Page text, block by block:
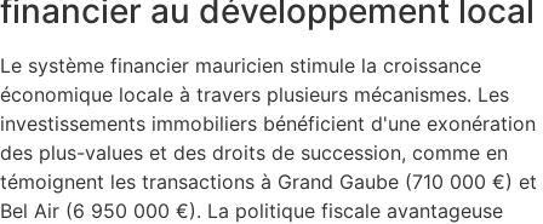
financier au développement local
Le système financier mauricien stimule la croissance
économique locale à travers plusieurs mécanismes. Les
investissements immobiliers bénéficient d'une exonération
des plus-values et des droits de succession, comme en
témoignent les transactions à Grand Gaube (710 000 €) et
Bel Air (6 950 000 €). La politique fiscale avantageuse